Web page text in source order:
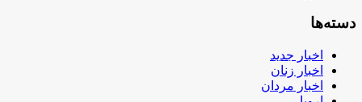
دسته‌ها
اخبار جدید
اخبار زنان
اخبار مردان